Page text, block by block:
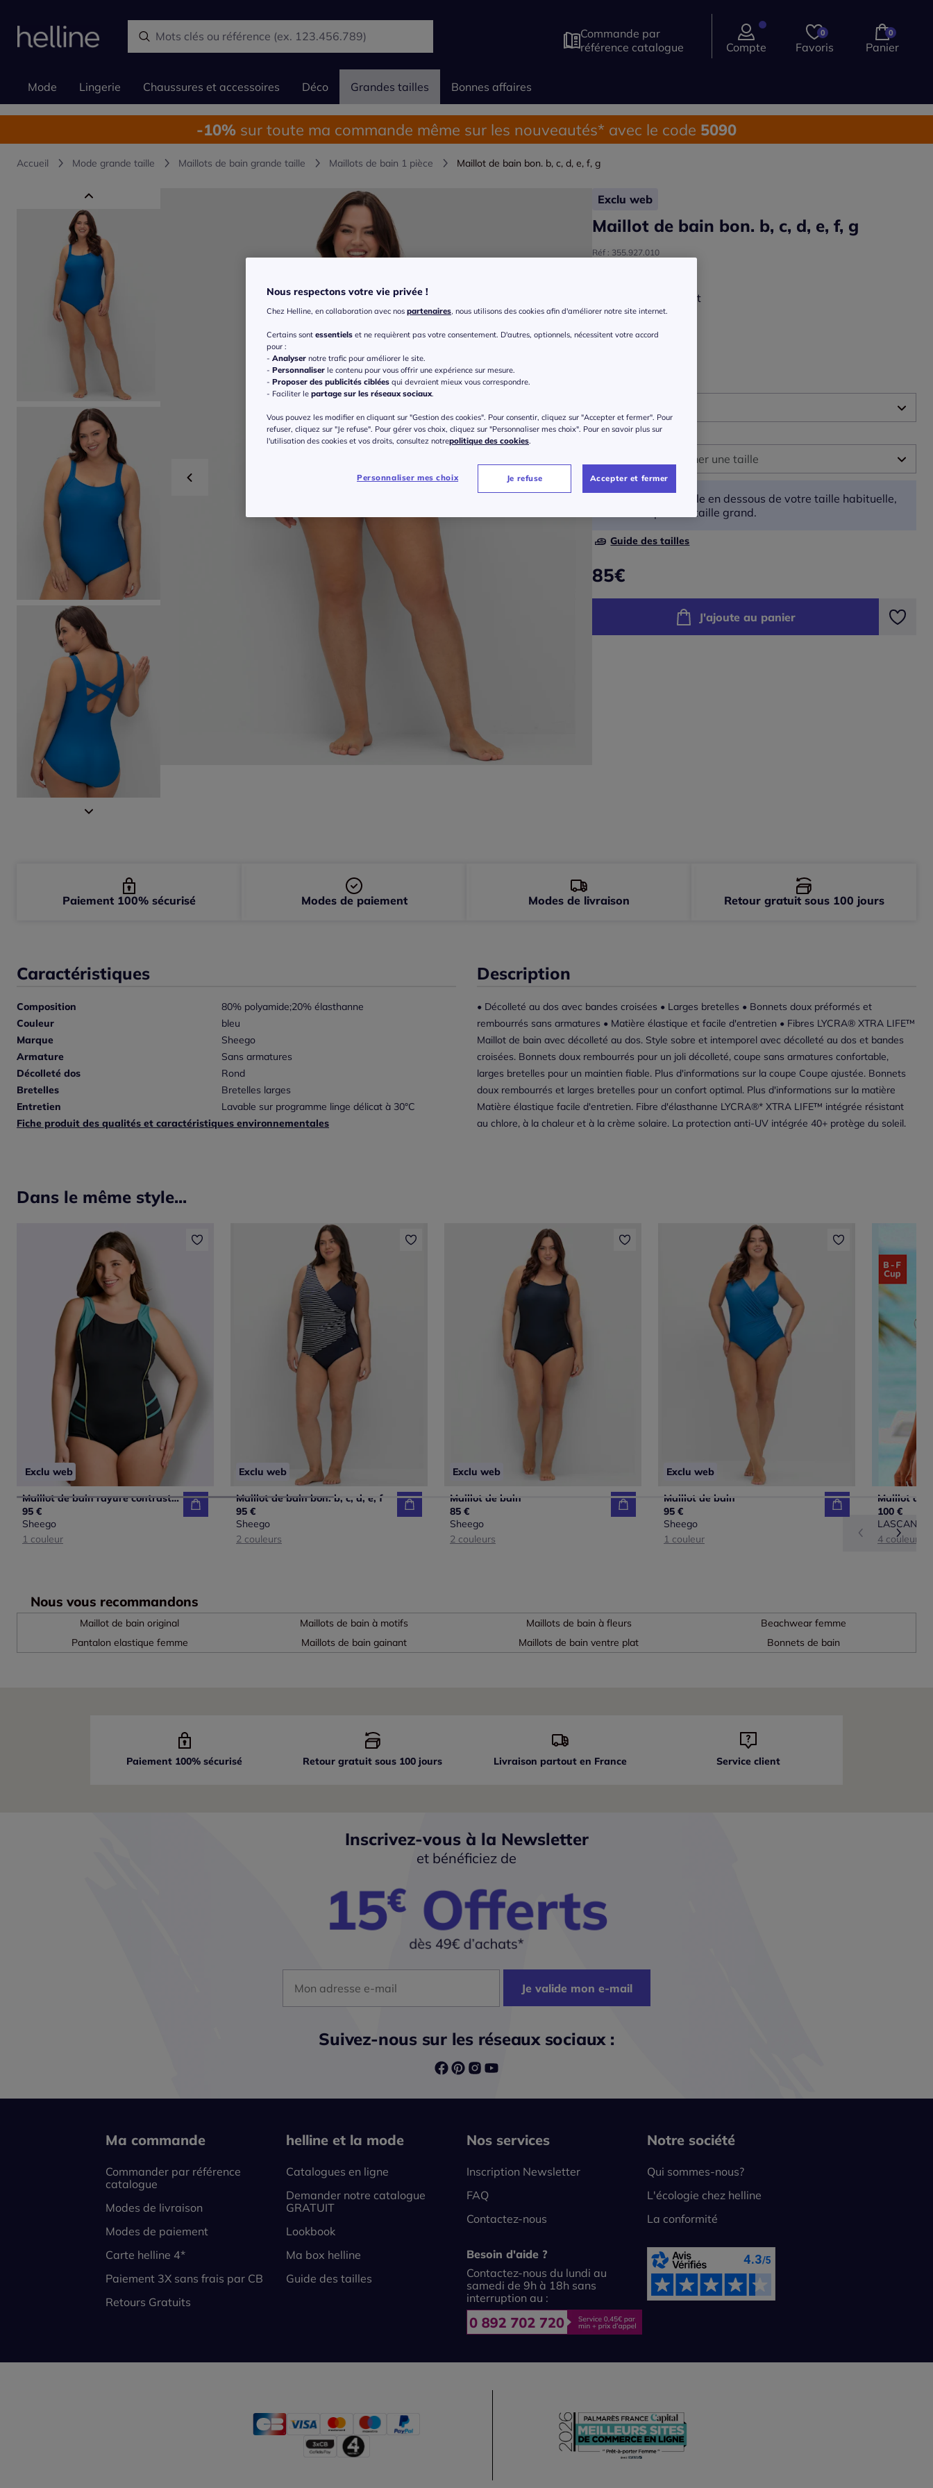
Commande par
référence catalogue
Compte
0
Favoris
0
Panier
Mode Lingerie Chaussures et accessoires Déco Grandes tailles Bonnes affaires
-10% sur toute ma commande même sur les nouveautés* avec le code 5090
Accueil Mode grande taille Maillots de bain grande taille Maillots de bain 1 pièce Maillot de bain bon. b, c, d, e, f, g
Exclu web
Maillot de bain bon. b, c, d, e, f, g
Réf : 355.927.010
bleu cobalt
Choisir une couleur :
C
D
G
Taille :
Veuillez sélectionner une taille
42 -En stock
46 -
Prenez une taille en dessous de votre taille habituelle,
car ce produit taille grand.
Guide des tailles
85€
J'ajoute au panier
Caractéristiques
Composition
80% polyamide;20% élasthanne
Couleur
bleu
Marque
Sheego
Armature
Sans armatures
Décolleté dos
Rond
Bretelles
Bretelles larges
Entretien
Lavable sur programme linge délicat à 30°C
Fiche produit des qualités et caractéristiques environnementales
Description
• Décolleté au dos avec bandes croisées • Larges bretelles • Bonnets doux préformés et
rembourrés sans armatures • Matière élastique et facile d'entretien • Fibres LYCRA® XTRA LIFE™
Maillot de bain avec décolleté au dos. Style sobre et intemporel avec décolleté au dos et bandes
croisées. Bonnets doux rembourrés pour un joli décolleté, coupe sans armatures confortable,
larges bretelles pour un maintien fiable. Plus d'informations sur la coupe Coupe ajustée. Bonnets
doux rembourrés et larges bretelles pour un confort optimal. Plus d'informations sur la matière
Matière élastique facile d'entretien. Fibre d'élasthanne LYCRA®* XTRA LIFE™ intégrée résistant
au chlore, à la chaleur et à la crème solaire. La protection anti-UV intégrée 40+ protège du soleil.
Paiement 100% sécurisé Modes de paiement Modes de livraison Retour gratuit sous 100 jours
Dans le même style...
Exclu web
Maillot de bain rayure contrastée
95 €
Sheego
1 couleur
Exclu web
Maillot de bain bon. b, c, d, e, f
95 €
Sheego
2 couleurs
Exclu web
Maillot de bain
85 €
Sheego
2 couleurs
Exclu web
Maillot de bain
95 €
Sheego
1 couleur
100 €
LASCANA
4 couleurs
Nous vous recommandons
Maillot de bain original
Pantalon elastique femme
Maillots de bain à motifs
Maillots de bain gainant
Maillots de bain à fleurs
Maillots de bain ventre plat
Beachwear femme
Bonnets de bain
Paiement 100% sécurisé Retour gratuit sous 100 jours Livraison partouten France Service client
Inscrivez-vous à la Newsletter
et bénéficiez de
Je valide mon e-mail
Suivez-nous sur les réseaux sociaux :
Ma commande
Commander par référence
catalogue
Modes de livraison
Modes de paiement
Carte helline 4*
Paiement 3X sans frais par CB
Retours Gratuits
helline et la mode
Catalogues en ligne
Demander notre catalogue
GRATUIT
Lookbook
Ma box helline
Guide des tailles
Nos services
Inscription Newsletter
FAQ
Contactez-nous
Besoin d'aide ?
Contactez-nous du lundi au
samedi de 9h à 18h sans
interruption au :
Notre société
Qui sommes-nous?
L'écologie chez helline
La conformité
Nous respectons votre vie privée !
Chez Helline, en collaboration avec nos partenaires, nous utilisons des cookies afin d'améliorer notre site internet.
Certains sont essentiels et ne requièrent pas votre consentement. D'autres, optionnels, nécessitent votre accord
pour :
- Analyser notre trafic pour améliorer le site.
- Personnaliser le contenu pour vous offrir une expérience sur mesure.
- Proposer des publicités ciblées qui devraient mieux vous correspondre.
- Faciliter le partage sur les réseaux sociaux.
Vous pouvez les modifier en cliquant sur "Gestion des cookies". Pour consentir, cliquez sur "Accepter et fermer". Pour
refuser, cliquez sur "Je refuse". Pour gérer vos choix, cliquez sur "Personnaliser mes choix". Pour en savoir plus sur
l'utilisation des cookies et vos droits, consultez notrepolitique des cookies.
Personnaliser mes choix Je refuse Accepter et fermer